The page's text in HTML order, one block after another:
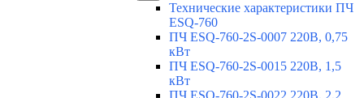
Технические характеристики ПЧ
ESQ-760
ПЧ ESQ-760-2S-0007 220В, 0,75
кВт
ПЧ ESQ-760-2S-0015 220В, 1,5
кВт